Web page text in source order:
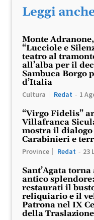
Leggi
Monte
“Lucciole e
teatro al
all’alba per il
Sambuca Borgo
d’Italia
Cultura Redat - 1
“Virgo Fidelis”
Villafranca
mostra il dialogo
Carabinieri e
Province Redat - 23
Sant’Agata torna
antico splendore:
restaurati il
reliquiario e il
Patrona nel IX
della Traslazione